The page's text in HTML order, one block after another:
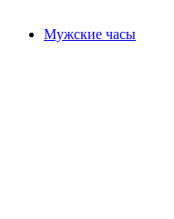
Мужские часы